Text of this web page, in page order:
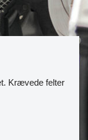
Krævede felter